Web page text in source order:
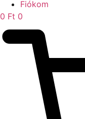
Fiókom
0 Ft 0